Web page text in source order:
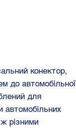
конектор,
до автомобільної
для
автомобільних
різними